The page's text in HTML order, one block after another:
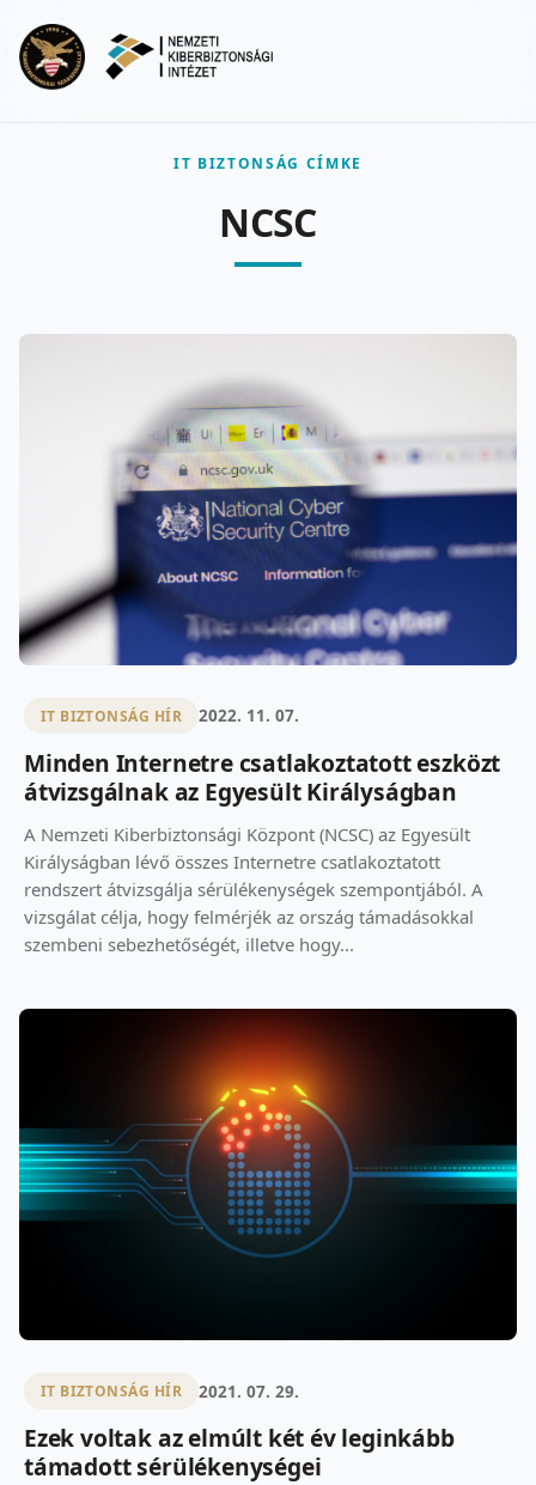
IT BIZTONSÁG CÍMKE
NCSC
IT BIZTONSÁG HÍR 2022. 11. 07.
Minden Internetre csatlakoztatott eszközt
átvizsgálnak az Egyesült Királyságban
A Nemzeti Kiberbiztonsági Központ (NCSC) az Egyesült
Királyságban lévő összes Internetre csatlakoztatott
rendszert átvizsgálja sérülékenységek szempontjából. A
vizsgálat célja, hogy felmérjék az ország támadásokkal
szembeni sebezhetőségét, illetve hogy...
IT BIZTONSÁG HÍR 2021. 07. 29.
Ezek voltak az elmúlt két év leginkább
támadott sérülékenységei